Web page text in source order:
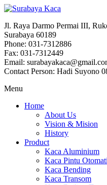
Jl. Raya Darmo Permai III,
Surabaya 60189
Phone: 031-7312886
Fax: 031-7312449
Email:
Contact Person: Hadi Suyono
Menu
Home
About Us
Vision & Mision
History
Product
Kaca Aluminium
Kaca Pintu
Kaca Bending
Kaca Transom